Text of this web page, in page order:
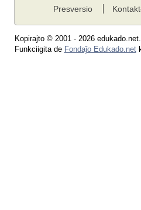
Presversio
Kopirajto © 2001 - 2026
Funkciigita de Fondaĵo Edukado.net